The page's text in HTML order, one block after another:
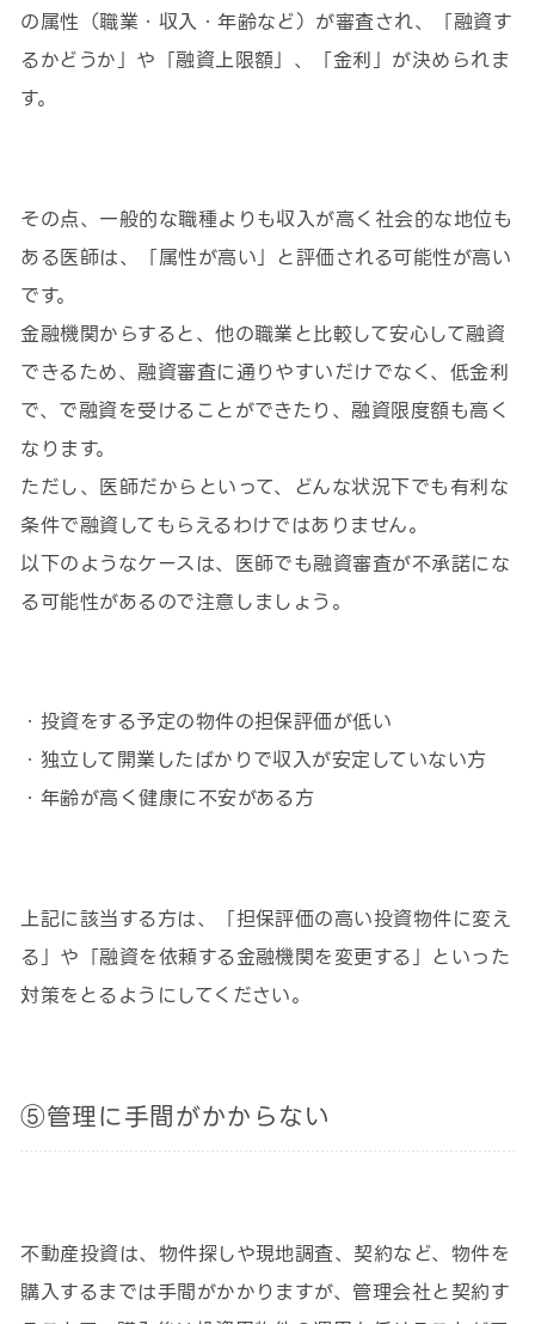
の属性（職業・収入・年齢など）が審査され、「融資す
るかどうか」や「融資上限額」、「金利」が決められま
す。
その点、一般的な職種よりも収入が高く社会的な地位も
ある医師は、「属性が高い」と評価される可能性が高い
です。
金融機関からすると、他の職業と比較して安心して融資
できるため、融資審査に通りやすいだけでなく、低金利
で、で融資を受けることができたり、融資限度額も高く
なります。
ただし、医師だからといって、どんな状況下でも有利な
条件で融資してもらえるわけではありません。
以下のようなケースは、医師でも融資審査が不承諾にな
る可能性があるので注意しましょう。
・投資をする予定の物件の担保評価が低い
・独立して開業したばかりで収入が安定していない方
・年齢が高く健康に不安がある方
上記に該当する方は、「担保評価の高い投資物件に変え
る」や「融資を依頼する金融機関を変更する」といった
対策をとるようにしてください。
⑤管理に手間がかからない
不動産投資は、物件探しや現地調査、契約など、物件を
購入するまでは手間がかかりますが、管理会社と契約す